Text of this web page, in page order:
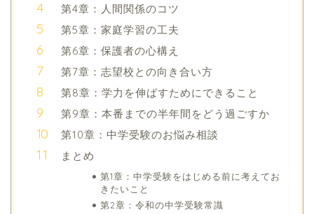
第4章：人間関係のコツ
第5章：家庭学習の工夫
第6章：保護者の心構え
第7章：志望校との向き合い方
第8章：学力を伸ばすためにできること
第9章：本番までの半年間をどう過ごすか
第10章：中学受験のお悩み相談
まとめ
第1章：中学受験をはじめる前に考えてお
きたいこと
第2章：令和の中学受験常識